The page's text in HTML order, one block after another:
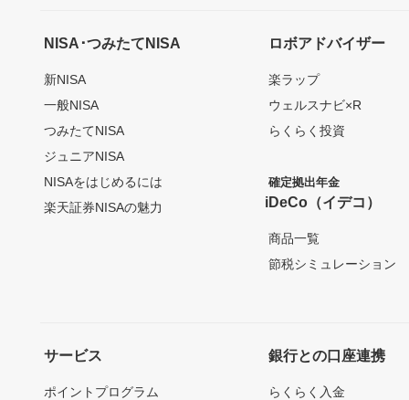
NISA･つみたてNISA
新NISA
一般NISA
つみたてNISA
ジュニアNISA
NISAをはじめるには
楽天証券NISAの魅力
ロボアドバイザー
楽ラップ
ウェルスナビ×R
らくらく投資
確定拠出年金
iDeCo（イデコ）
商品一覧
節税シミュレーション
サービス
ポイントプログラム
銀行との口座連携
らくらく入金